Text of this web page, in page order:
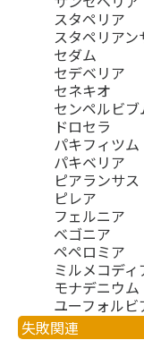
スタペリア
スタペリアン
セダム
セデベリア
セネキオ
センペルビブ
ドロセラ
パキフィツム
パキベリア
ピアランサス
ピレア
フェルニア
ベゴニア
ペペロミア
ミルメコディ
モナデニウム
ユーフォルビ
失敗関連